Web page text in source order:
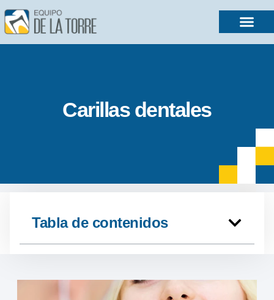
Carillas dentales
Tabla de contenidos